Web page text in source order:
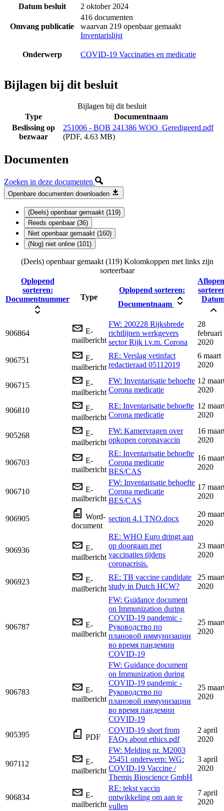
Datum besluit
2 oktober 2024
Omvang publicatie
416 documenten
waarvan 219 openbaar gemaakt
Inventarislijst
Onderwerp COVID-19 Vaccinaties en medicatie
Bijlagen bij dit besluit
Bijlagen bij dit besluit
Type
Documentnaam
Beslissing op
bezwaar
251006 - BOB 241386 WOO_Geredigeerd.pdf
(PDF, 4.63 MB)
Documenten
Zoeken in deze documenten
Openbare documenten downloaden
(Deels) openbaar gemaakt (119)
Reeds openbaar (36)
Niet openbaar gemaakt (160)
(Nog) niet online (101)
(Deels) openbaar gemaakt (119) Kolomkoppen met links zijn
sorteerbaar
Oplopend
sorteren:
Documentnummer
Type
Oplopend sorteren:
Documentnaam
906864
E-
mailbericht
FW: 200228 Rijksbrede
richtlijnen werkgevers
sector Rijk i.v.m. Corona
28
februari
2020
906751
E-
mailbericht
RE: Verslag vetinfact
redactieraad 05112019
6 maart
2020
906715
E-
mailbericht
FW: Inventarisatie behoefte
Corona medicatie
12
2020
906810
E-
mailbericht
RE: Inventarisatie behoefte
Corona medicatie
12
2020
905268
E-
mailbericht
FW: Kamervragen over
opkopen coronavaccin
16
2020
906703
E-
mailbericht
RE: Inventarisatie behoefte
Corona medicatie
BES/CAS
16
2020
906710
E-
mailbericht
FW: Inventarisatie behoefte
Corona medicatie
BES/CAS
17
2020
906905
Word-
document
section 4.1 TNO.docx
20
2020
906936
E-
mailbericht
RE: WHO Euro dringt aan
op doorgaan met
vaccinaties tijdens
coronacrisis.
23
2020
906923
E-
mailbericht
RE: TB vaccine candidate
study in Dutch HCW?
25
2020
906787
E-
mailbericht
FW: Guidance document
on Immunization during
COVID-19 pandemic -
Руководcтво по
плановой иммунизации
во время пандемии
COVID-19
25
2020
906783
E-
mailbericht
FW: Guidance document
on Immunization during
COVID-19 pandemic -
Руководcтво по
плановой иммунизации
во время пандемии
COVID-19
25
2020
905395 PDF
COVID-19 short from
FAQs about ethics.pdf
2 april
2020
907112
E-
mailbericht
FW: Melding nr. M2003
25451 onderwerp: WG:
COVID-19 Vaccine /
Themis Bioscience GmbH
3 april
2020
906834
E-
mailbericht
RE: tekst vaccin
ontwikkeling om aan te
vullen
7 april
2020